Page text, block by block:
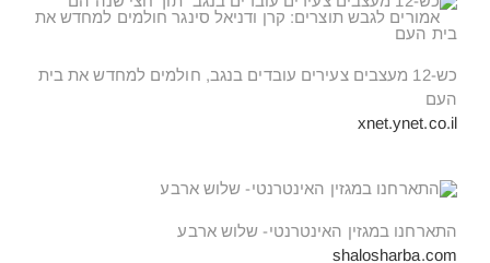
כש-12 מעצבים צעירים עובדים בנגב, חולמים למחדש את בית
העם
xnet.ynet.co.il
התארחנו במגזין האינטרנטי- שלוש ארבע
shalosharba.com